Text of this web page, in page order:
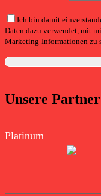
Ich bin damit
Daten dazu verwendet, mit
Marketing-Informationen zu
Unsere Partner
Platinum